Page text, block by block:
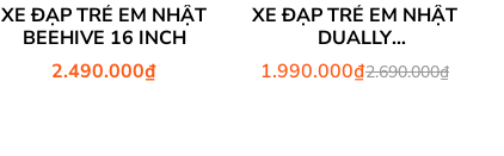
XE ĐẠP TRẺ EM NHẬT
BEEHIVE 16 INCH
2.490.000₫
XE ĐẠP TRẺ EM NHẬT
DUALLY
(ASTRONAUT) 16
INCH2.690.000₫
1.990.000₫